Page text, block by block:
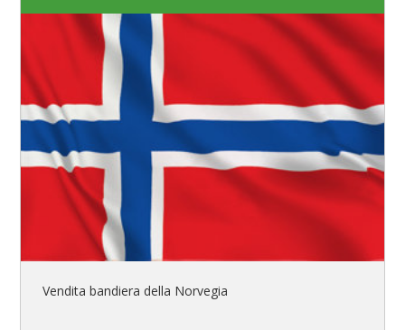
Vendita bandiera della Norvegia